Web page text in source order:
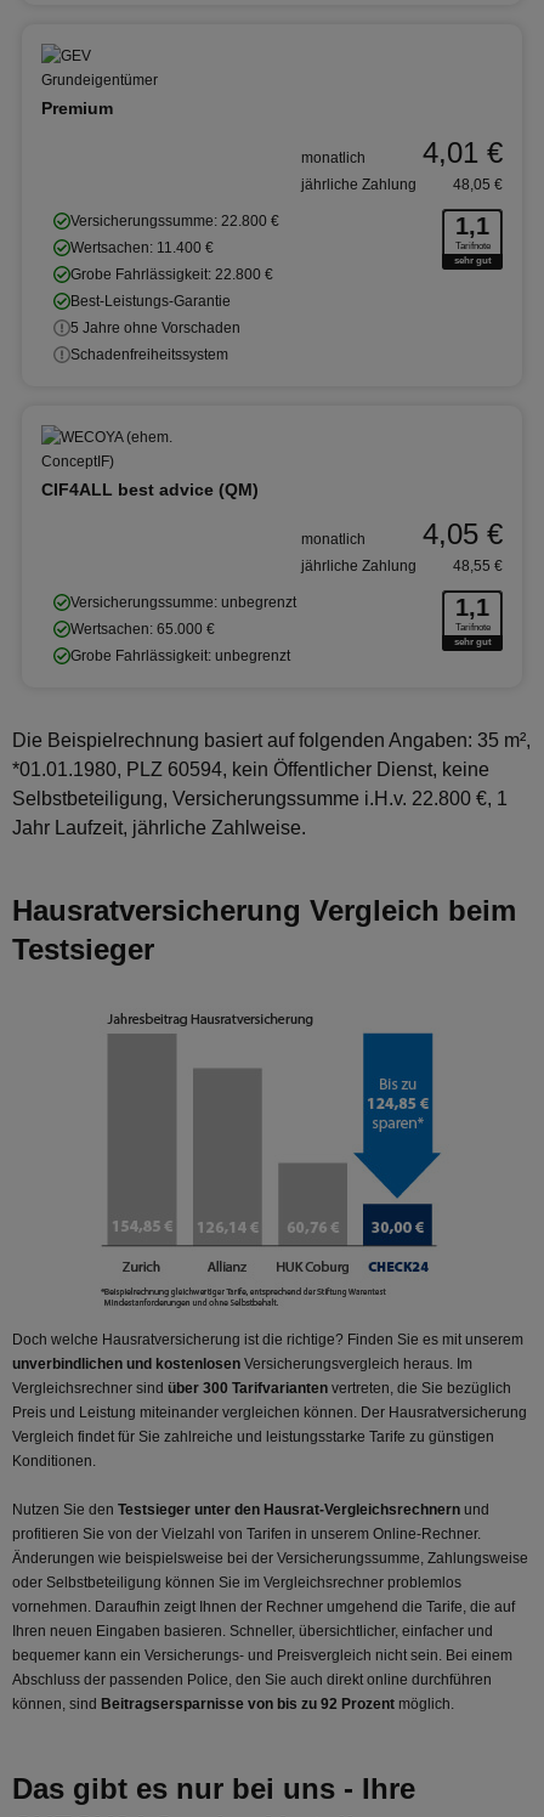
Premium
1,1
Tarifnote
sehr gut
Versicherungssumme: 22.800 €
Wertsachen: 11.400 €
Grobe Fahrlässigkeit: 22.800 €
Best-Leistungs-Garantie
5 Jahre ohne Vorschaden
Schadenfreiheitssystem
monatlich 4,01 €
jährliche Zahlung 48,05 €
CIF4ALL best advice (QM)
1,1
Tarifnote
sehr gut
Versicherungssumme: unbegrenzt
Wertsachen: 65.000 €
Grobe Fahrlässigkeit: unbegrenzt
monatlich 4,05 €
jährliche Zahlung 48,55 €
Die Beispielrechnung basiert auf folgenden Angaben: 35 m²,
*01.01.1980, PLZ 60594, kein Öffentlicher Dienst, keine
Selbstbeteiligung, Versicherungssumme i.H.v. 22.800 €, 1
Jahr Laufzeit, jährliche Zahlweise.
Hausratversicherung Vergleich beim
Testsieger
Doch welche Hausratversicherung ist die richtige? Finden Sie es mit unserem
unverbindlichen und kostenlosen Versicherungsvergleich heraus. Im
Vergleichsrechner sind über 300 Tarifvarianten vertreten, die Sie bezüglich
Preis und Leistung miteinander vergleichen können. Der Hausratversicherung
Vergleich findet für Sie zahlreiche und leistungsstarke Tarife zu günstigen
Konditionen.
Nutzen Sie den Testsieger unter den Hausrat-Vergleichsrechnern und
profitieren Sie von der Vielzahl von Tarifen in unserem Online-Rechner.
Änderungen wie beispielsweise bei der Versicherungssumme, Zahlungsweise
oder Selbstbeteiligung können Sie im Vergleichsrechner problemlos
vornehmen. Daraufhin zeigt Ihnen der Rechner umgehend die Tarife, die auf
Ihren neuen Eingaben basieren. Schneller, übersichtlicher, einfacher und
bequemer kann ein Versicherungs- und Preisvergleich nicht sein. Bei einem
Abschluss der passenden Police, den Sie auch direkt online durchführen
können, sind Beitragsersparnisse von bis zu 92 Prozent möglich.
Das gibt es nur bei uns - Ihre